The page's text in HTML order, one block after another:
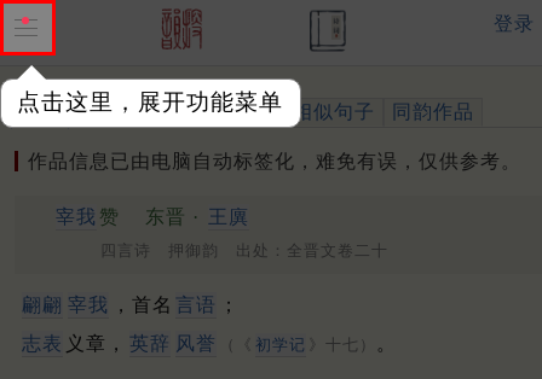
点击这里，展开功能菜单
登录
作品 标注四声 出处、引用 相似句子 同韵作品
作品信息已由电脑自动标签化，难免有误，仅供参考。
宰我 赞 东晋 · 王廙
四言诗 押御韵 出处：全晋文卷二十
翩翩 宰我 ，首名 言语
；
志表 义章， 英辞 风誉 （《 初学记 》十七） 。